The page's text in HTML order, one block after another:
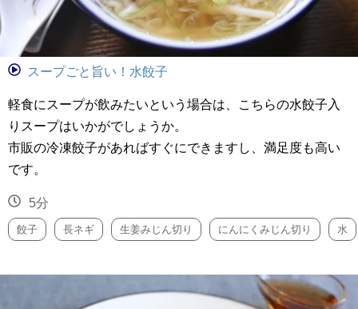
スープごと旨い！水餃子
軽食にスープが飲みたいという場合は、こちらの水餃子入
りスープはいかがでしょうか。
市販の冷凍餃子があればすぐにできますし、満足度も高い
です。
5分
餃子 長ネギ 生姜みじん切り にんにくみじん切り 水